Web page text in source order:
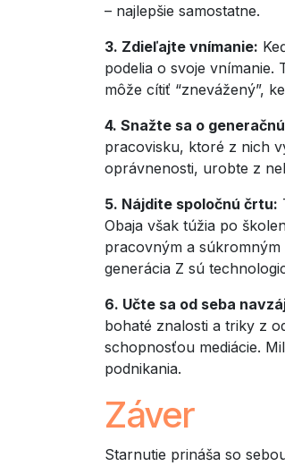
– najlepšie samostatne.
3. Zdieľajte vnímanie:
podelia o svoje vnímanie.
môže cítiť “znevážený”,
4. Snažte sa o
pracovisku, ktoré z nich
oprávnenosti, urobte z
5. Nájdite spoločnú črtu:
Obaja však túžia po
pracovným a súkromným
generácia Z sú
6. Učte sa od seba
bohaté znalosti a triky z
schopnosťou mediácie.
podnikania.
Záver
Starnutie prináša so